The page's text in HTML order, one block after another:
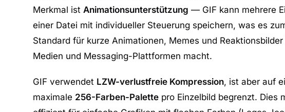
Merkmal ist Animationsunterstützung — GIF kann mehrere
einer Datei mit individueller Steuerung speichern, was es
Standard für kurze Animationen, Memes und
Medien und Messaging-Plattformen macht.
GIF verwendet LZW-verlustfreie Kompression, ist aber auf
maximale 256-Farben-Palette pro Einzelbild begrenzt. Dies